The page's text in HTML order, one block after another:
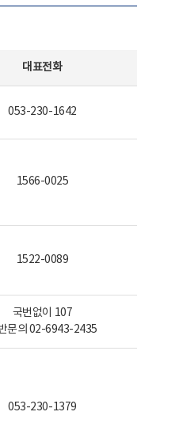
대표전화
053-230-1642
1566-0025
1522-0089
국번없이 107
문의 02-6943-2435
053-230-1379